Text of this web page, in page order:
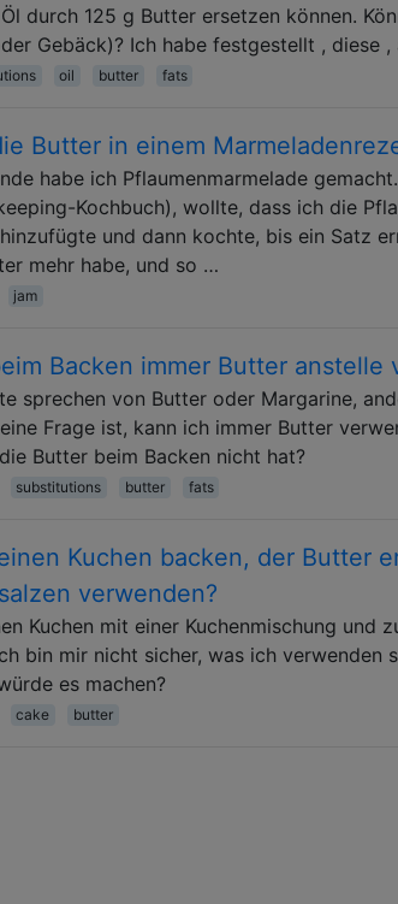
durch 125 g Butter ersetzen können.
Gebäck)? Ich habe festgestellt , diese
oil butter fats
Butter in einem
habe ich Pflaumenmarmelade
Kochbuch), wollte, dass ich die
und dann kochte, bis ein Satz
mehr habe, und so …
jam
Backen immer Butter anstelle
sprechen von Butter oder Margarine,
Frage ist, kann ich immer Butter
Butter beim Backen nicht hat?
substitutions butter fats
Kuchen backen, der Butter
verwenden?
Kuchen mit einer Kuchenmischung und
bin mir nicht sicher, was ich verwenden
es machen?
cake butter